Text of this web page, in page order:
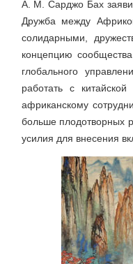
А. М. Сарджо Бах
Дружба между
солидарными,
концепцию
глобального
работать с
африканскому
больше плодотворных
усилия для внесения